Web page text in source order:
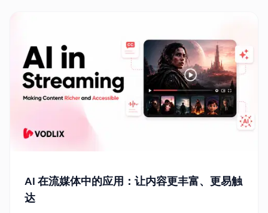
AI 在流媒体中的应用：让内容更丰富、更易触
达